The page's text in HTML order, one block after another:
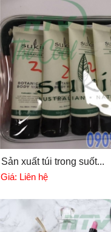
Sản xuất túi trong suốt...
Giá: Liên hệ